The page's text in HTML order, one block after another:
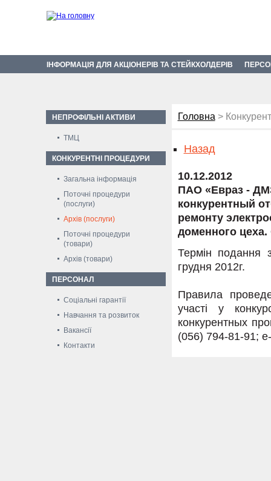
ІНФОРМАЦІЯ ДЛЯ АКЦІОНЕРІВ ТА СТЕЙКХОЛДЕРІВ
НЕПРОФІЛЬНІ АКТИВИ
ТМЦ
КОНКУРЕНТНІ ПРОЦЕДУРИ
Загальна інформація
Поточні процедури
(послуги)
Архів (послуги)
Поточні процедури
(товари)
Архів (товари)
ПЕРСОНАЛ
Соціальні гарантії
Навчання та розвиток
Вакансії
Контакти
Головна >
Назад
10.12.2012
ПАО «Евраз -
конкурентный
ремонту
доменного цеха.
Термін подання
грудня 2012г.
Правила
участі у
конкурентных
(056) 794-81-91;